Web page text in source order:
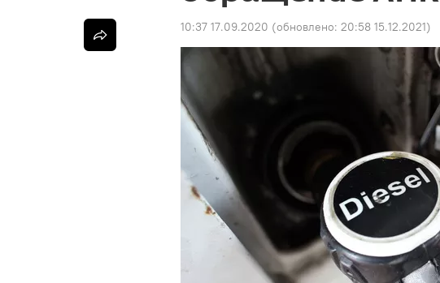
10:37 17.09.2020 (обновлено: 20:58 15.12.2021)